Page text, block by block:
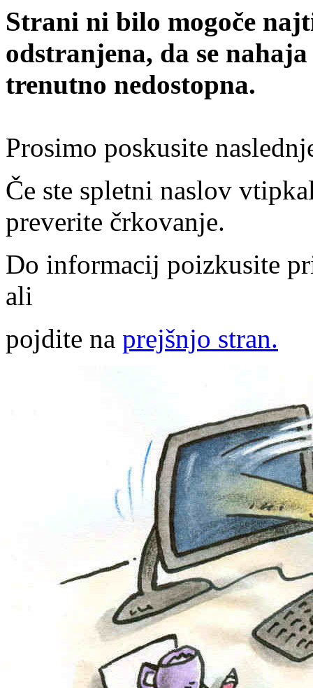
Strani ni bilo mogoče
odstranjena, da se
trenutno nedostopna.
Prosimo poskusite
Če ste spletni naslov
preverite črkovanje.
Do informacij poizkusite
ali
pojdite na prejšnjo stran.